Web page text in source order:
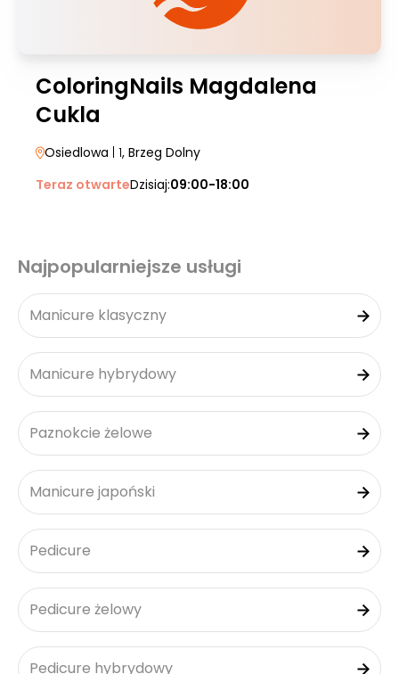
ColoringNails Magdalena
Cukla
Osiedlowa | 1, Brzeg Dolny
Teraz otwarteDzisiaj:09:00-18:00
Najpopularniejsze usługi
Manicure klasyczny
Manicure hybrydowy
Paznokcie żelowe
Manicure japoński
Pedicure
Pedicure żelowy
Pedicure hybrydowy